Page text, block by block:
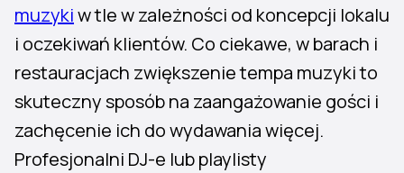
muzykiw tle w zależności od koncepcji lokalu
i oczekiwań klientów. Co ciekawe, w barach i
restauracjach zwiększenie tempa muzyki to
skuteczny sposób na zaangażowanie gości i
zachęcenie ich do wydawania więcej.
Profesjonalni DJ-e lub playlisty